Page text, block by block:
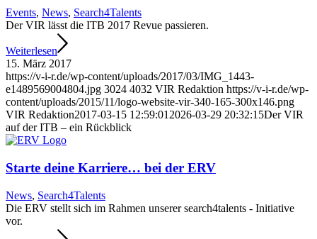
Events, News, Search4Talents
Der VIR lässt die ITB 2017 Revue passieren.
Weiterlesen
15. März 2017
https://v-i-r.de/wp-content/uploads/2017/03/IMG_1443-
e1489569004804.jpg 3024 4032 VIR Redaktion https://v-i-r.de/wp-
content/uploads/2015/11/logo-website-vir-340-165-300x146.png
VIR Redaktion2017-03-15 12:59:01 2026-03-29 20:32:15Der VIR
auf der ITB – ein Rückblick
Starte deine Karriere… bei der ERV
News, Search4Talents
Die ERV stellt sich im Rahmen unserer search4talents - Initiative
vor.